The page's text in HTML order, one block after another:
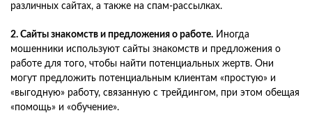
различных сайтах, а также на спам-рассылках.
2. Сайты знакомств и предложения о работе. Иногда
мошенники используют сайты знакомств и предложения о
работе для того, чтобы найти потенциальных жертв. Они
могут предложить потенциальным клиентам «простую» и
«выгодную» работу, связанную с трейдингом, при этом обещая
«помощь» и «обучение».